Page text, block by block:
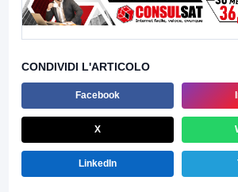
CONDIVIDI L'ARTICOLO
Facebook
X
LinkedIn